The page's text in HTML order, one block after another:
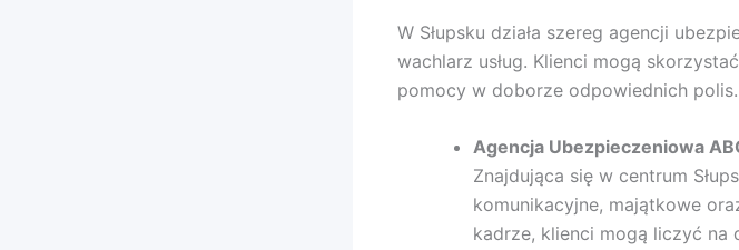
W Słupsku działa szereg agencji
wachlarz usług. Klienci mogą
pomocy w doborze odpowiednich
Agencja Ubezpieczeniowa
Znajdująca się w centrum
komunikacyjne, majątkowe
kadrze, klienci mogą liczyć na